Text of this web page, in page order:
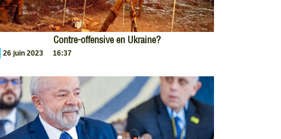
Contre-offensive en Ukraine?
26 juin 2023 16:37